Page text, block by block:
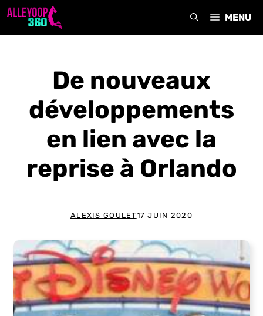
Aller
MENU
De nouveaux
développements
en lien avec la
reprise à Orlando
ALEXIS GOULET17 JUIN 2020